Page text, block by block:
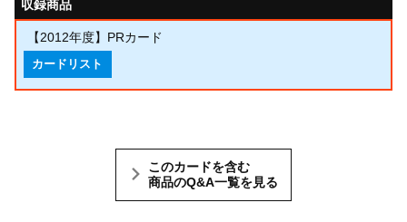
収録商品
【2012年度】PRカード
カードリスト
このカードを含む
商品のQ&A一覧を見る